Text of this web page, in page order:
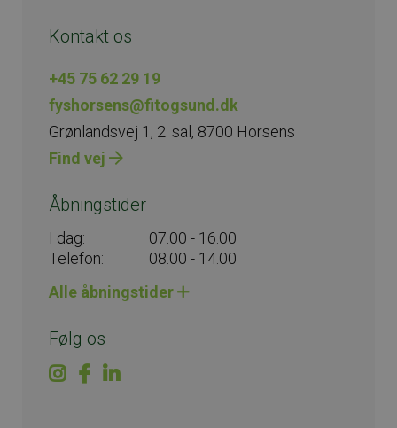
Kontakt os
+45 75 62 29 19
fyshorsens@fitogsund.dk
Grønlandsvej 1, 2. sal, 8700 Horsens
Find vej
Åbningstider
I dag:
07.00 - 16.00
Telefon:
08.00 - 14.00
Alle åbningstider
Følg os